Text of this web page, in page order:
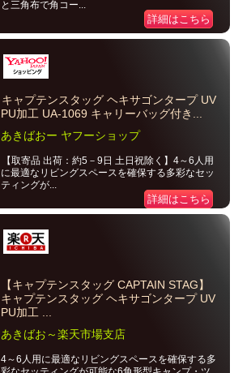
と三角布で角コー...
詳細はこちら
キャプテンスタッグ ヘキサゴンタープ UV
PU加工 UA-1069 キャリーバッグ付き...
あきばおー ヤフーショップ
【取寄品 出荷：約5－9日 土日祝除く】4～6人用
に最適なリビングスペースを確保する多彩なセッ
ティングが...
詳細はこちら
【キャプテンスタッグ CAPTAIN STAG】
キャプテンスタッグ ヘキサゴンタープ UV
PU加工 ...
あきばお～楽天市場支店
4～6人用に最適なリビングスペースを確保する多